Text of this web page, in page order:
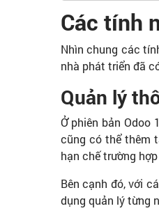
Các tính
Nhìn chung các
nhà phát triển đã
Quản lý
Ở phiên bản Odoo
cũng có thể thêm
hạn chế trường
Bên cạnh đó, với
dụng quản lý từng